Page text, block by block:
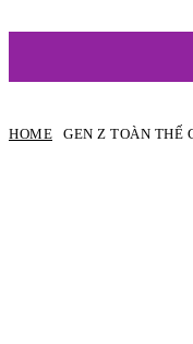
HOME GEN Z TOÀN THẾ